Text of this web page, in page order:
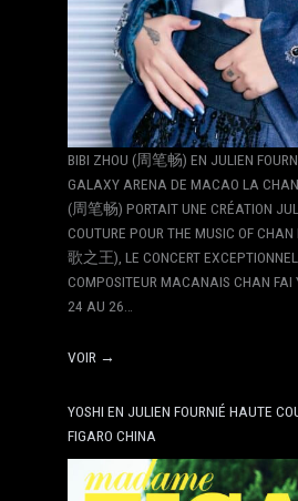
BIBI ZHOU (周笔畅) EN JULIEN
GALAXY ARENA DE MACAO LA
(周笔畅) PORTAIT UNE CRÉATION
COUTURE POUR THE MUSIC OF
歌之王), LE CONCERT
COMPOSITEUR MACANAIS CHAN
24 AU 26…
VOIR →
YOSHI EN JULIEN FOURNIÉ HAUTE
FIGARO CHINA